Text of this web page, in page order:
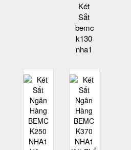
Két
Sắt
bemc
k130
nha1